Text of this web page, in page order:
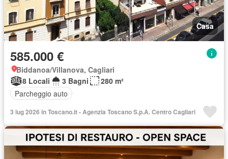
Casa
585.000 €
Biddanoa/Villanova, Cagliari
8 Locali
3 Bagni
280 m²
Parcheggio auto
3 lug 2026 in Toscano.it - Agenzia Toscano S.p.A. Centro Cagliari